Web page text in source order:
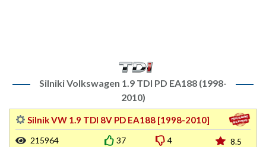
Silniki Volkswagen 1.9 TDI PD EA188 (1998-
2010)
Silnik VW 1.9 TDI 8V PD EA188 [1998-2010]
215964 37 4 8.5